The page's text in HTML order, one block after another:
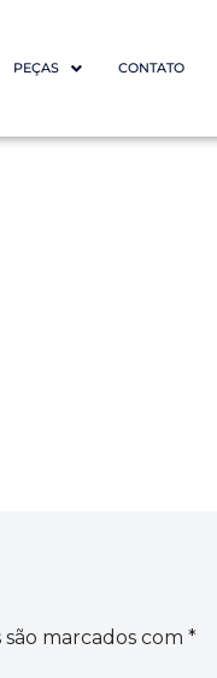
PEÇAS CONTATO
marcados com *